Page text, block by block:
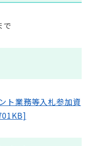
で
ト業務等入札参加資